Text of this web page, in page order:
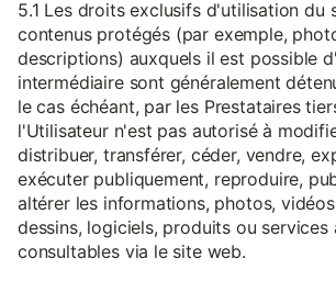
5.1 Les droits exclusifs d'utilisation du
contenus protégés (par exemple,
descriptions) auxquels il est possible
intermédiaire sont généralement
le cas échéant, par les Prestataires
l'Utilisateur n'est pas autorisé à
distribuer, transférer, céder, vendre,
exécuter publiquement, reproduire,
altérer les informations, photos,
dessins, logiciels, produits ou services
consultables via le site web.